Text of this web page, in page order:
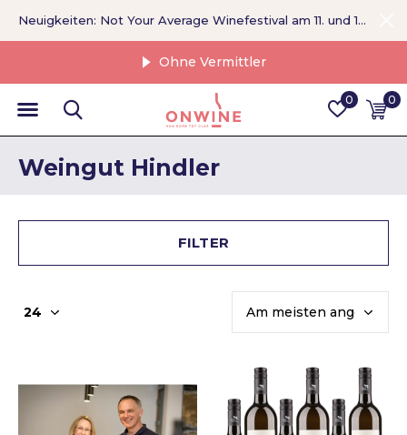
0 0
Ohne Vermittler
Neuigkeiten: Not Your Average Winefestival am 11. und 12. September >
Weingut Hindler
FILTER